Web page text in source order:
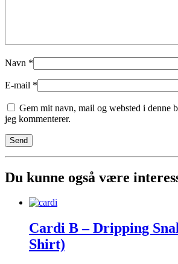
Navn *
E-mail *
Gem mit navn, mail og websted i denne
jeg kommenterer.
Du kunne også være
Cardi B – Dripping
Shirt)